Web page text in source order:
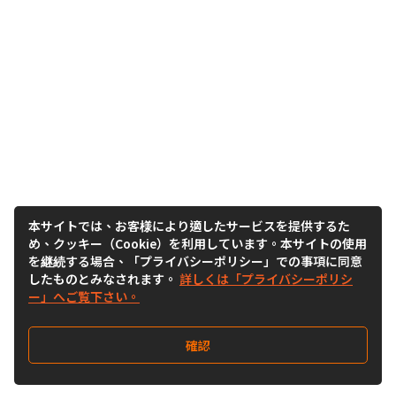
本サイトでは、お客様により適したサービスを提供するた
め、クッキー（Cookie）を利用しています。本サイトの使用
を継続する場合、「プライバシーポリシー」での事項に同意
したものとみなされます。 詳しくは「プライバシーポリシ
ー」へご覧下さい。
確認